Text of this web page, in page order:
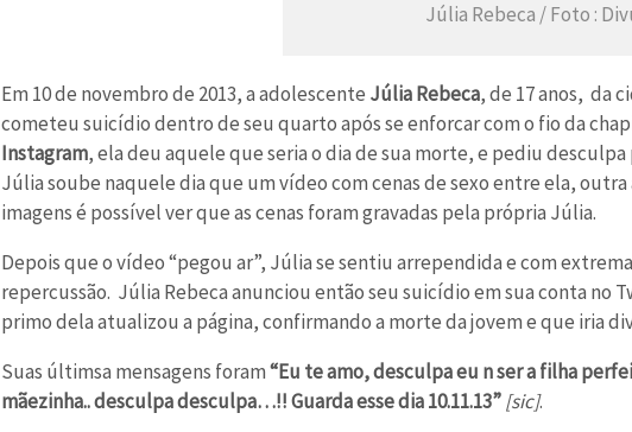
Júlia Rebeca / Foto :
Em 10 de novembro de 2013, a adolescente Júlia Rebeca, de 17 anos, da
cometeu suicídio dentro de seu quarto após se enforcar com o fio da
Instagram, ela deu aquele que seria o dia de sua morte, e pediu
Júlia soube naquele dia que um vídeo com cenas de sexo entre ela,
imagens é possível ver que as cenas foram gravadas pela própria Júlia.
Depois que o vídeo “pegou ar”, Júlia se sentiu arrependida e com
repercussão. Júlia Rebeca anunciou então seu suicídio em sua conta no
primo dela atualizou a página, confirmando a morte da jovem e que iria
Suas últimsa mensagens foram“Eu te amo, desculpa eu n ser a filha
mãezinha.. desculpa desculpa…!! Guarda esse dia 10.11.13”[sic].